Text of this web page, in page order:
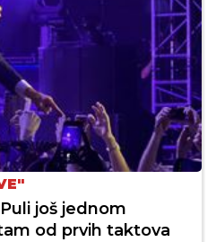
još jednom
od prvih taktova